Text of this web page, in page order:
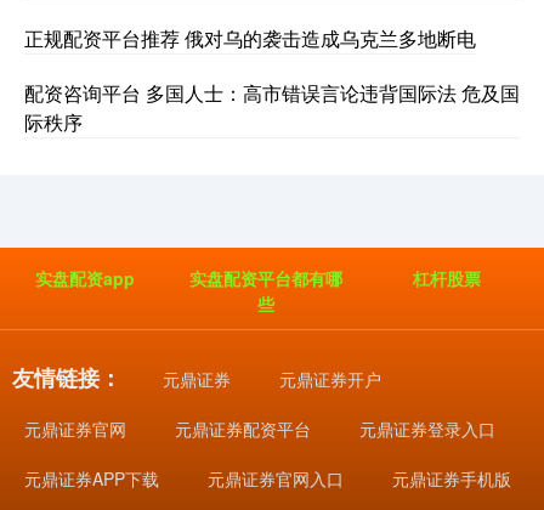
正规配资平台推荐 俄对乌的袭击造成乌克兰多地断电
配资咨询平台 多国人士：高市错误言论违背国际法 危及国
际秩序
实盘配资app
实盘配资平台都有哪
些
杠杆股票
友情链接： 元鼎证券 元鼎证券开户
元鼎证券官网 元鼎证券配资平台 元鼎证券登录入口
元鼎证券APP下载 元鼎证券官网入口 元鼎证券手机版